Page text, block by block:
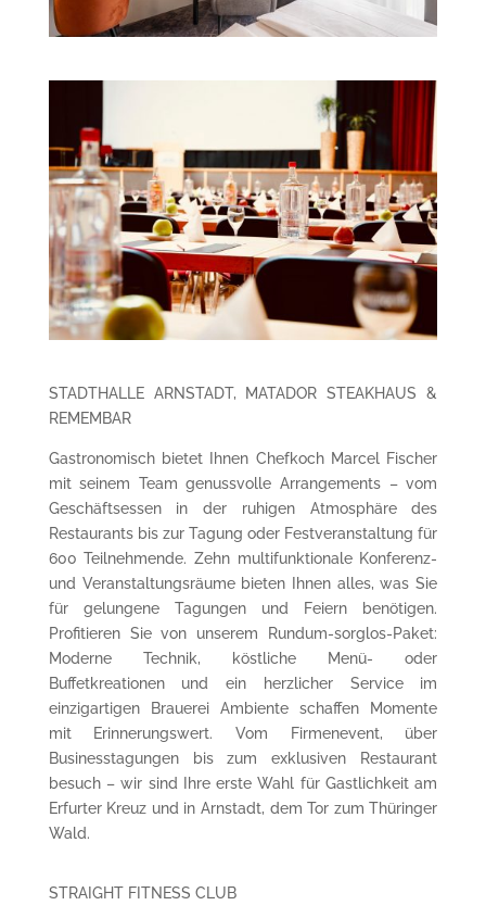
STADTHALLE ARNSTADT, MATADOR STEAKHAUS &
REMEMBAR
Gastronomisch bietet Ihnen Chefkoch Marcel Fischer
mit seinem Team genussvolle Arrangements – vom
Geschäftsessen in der ruhigen Atmosphäre des
Restaurants bis zur Tagung oder Festveranstaltung für
600 Teilnehmende. Zehn multifunktionale Konferenz-
und Veranstaltungsräume bieten Ihnen alles, was Sie
für gelungene Tagungen und Feiern benötigen.
Profitieren Sie von unserem Rundum-sorglos-Paket:
Moderne Technik, köstliche Menü- oder
Buffetkreationen und ein herzlicher Service im
einzigartigen Brauerei Ambiente schaffen Momente
mit Erinnerungswert. Vom Firmenevent, über
Businesstagungen bis zum exklusiven Restaurant
besuch – wir sind Ihre erste Wahl für Gastlichkeit am
Erfurter Kreuz und in Arnstadt, dem Tor zum Thüringer
Wald.
STRAIGHT FITNESS CLUB